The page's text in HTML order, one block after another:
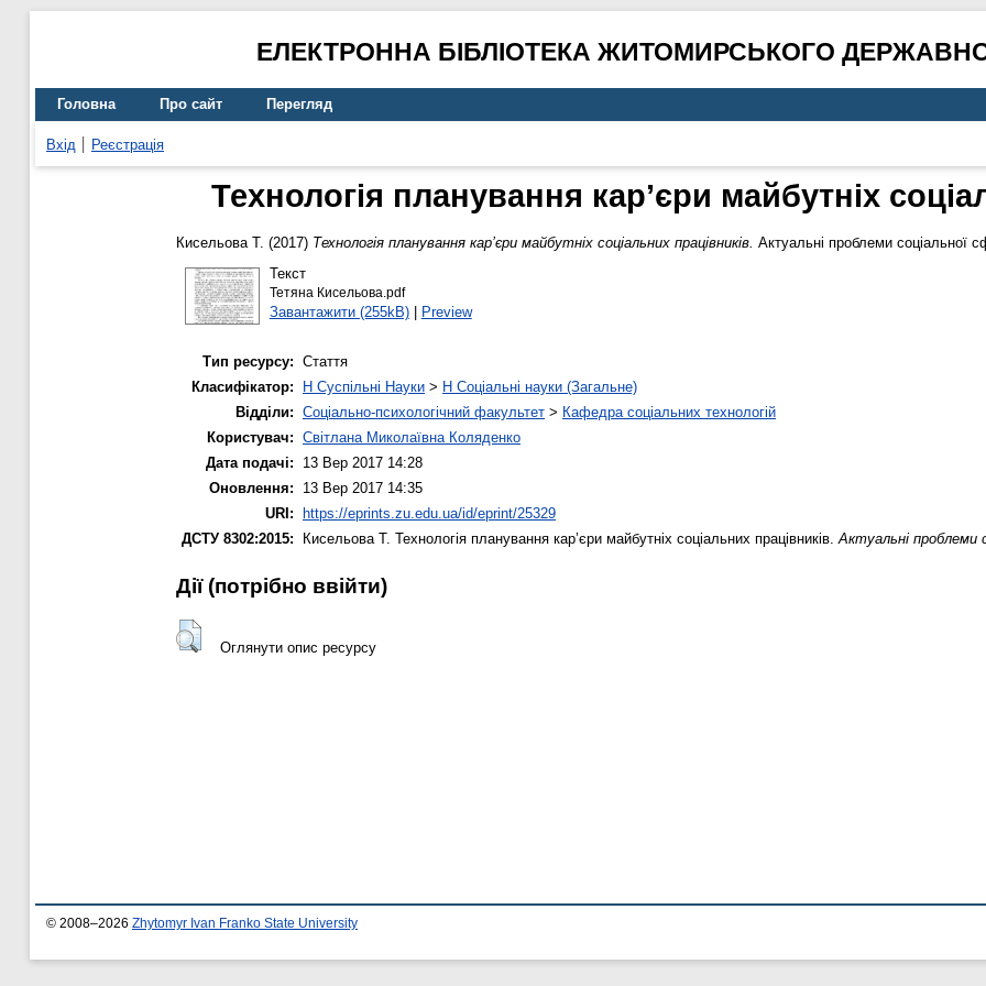
ЕЛЕКТРОННА БІБЛІОТЕКА ЖИТОМИРСЬКОГО
Головна Про сайт Перегляд
Вхід Реєстрація
Технологія планування кар’єри майбутніх
Кисельова Т. (2017) Технологія планування кар’єри майбутніх соціальних працівників. Актуальні проблеми соціальної
Текст
Тетяна Кисельова.pdf
Завантажити (255kB)| Preview
Тип ресурсу: Стаття
Класифікатор:
H Суспільні Науки > H Соціальні науки (Загальне)
Відділи: Соціально-психологічний факультет > Кафедра соціальних технологій
Користувач: Світлана Миколаївна Коляденко
Дата подачі:
13 Вер 2017 14:28
Оновлення:
13 Вер 2017 14:35
URI:
https://eprints.zu.edu.ua/id/eprint/25329
ДСТУ 8302:2015:
Кисельова Т. Технологія планування кар’єри майбутніх соціальних працівників.Актуальні проблеми
Дії ​​(потрібно ввійти)
Оглянути опис ресурсу
© 2008–2026 Zhytomyr Ivan Franko State University